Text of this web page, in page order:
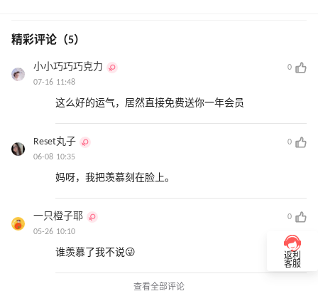
精彩评论（5）
小小巧巧巧克力
0
07-16 11:48
这么好的运气，居然直接免费送你一年会员
Reset丸子
0
06-08 10:35
妈呀，我把羡慕刻在脸上。
一只橙子耶
0
05-26 10:10
谁羡慕了我不说😜
查看全部评论
返利
客服